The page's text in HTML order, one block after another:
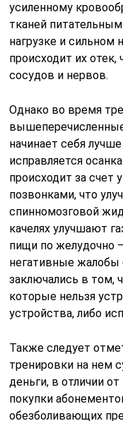
усиленному
тканей
нагрузке и
происходит их
сосудов и нервов.
Однако во время
начинает себя
исправляется
происходит за счет
позвонками, что
спинномозговой
качелях улучшают
пищи по желудочно
негативные жалобы
заключались в том,
которые нельзя
устройства, либо
Также следует
тренировки на нем
деньги, в отличии
покупки
обезболивающих